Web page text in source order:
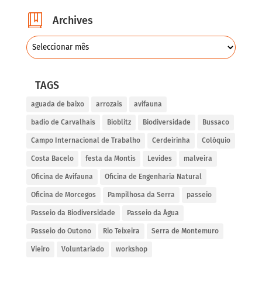
Archives
TAGS
aguada de baixo arrozais avifauna
badio de Carvalhais Bioblitz Biodiversidade Bussaco
Campo Internacional de Trabalho Cerdeirinha Colóquio
Costa Bacelo festa da Montis Levides malveira
Oficina de Avifauna Oficina de Engenharia Natural
Oficina de Morcegos Pampilhosa da Serra passeio
Passeio da Biodiversidade Passeio da Água
Passeio do Outono Rio Teixeira Serra de Montemuro
Vieiro Voluntariado workshop